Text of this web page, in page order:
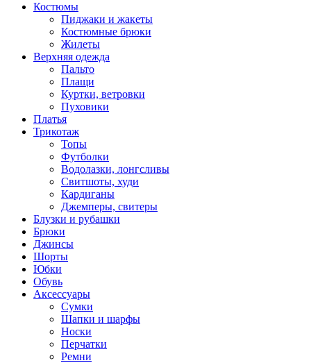
Костюмы
Пиджаки и жакеты
Костюмные брюки
Жилеты
Верхняя одежда
Пальто
Плащи
Куртки, ветровки
Пуховики
Платья
Трикотаж
Топы
Футболки
Водолазки, лонгсливы
Свитшоты, худи
Кардиганы
Джемперы, свитеры
Блузки и рубашки
Брюки
Джинсы
Шорты
Юбки
Обувь
Аксессуары
Сумки
Шапки и шарфы
Носки
Перчатки
Ремни